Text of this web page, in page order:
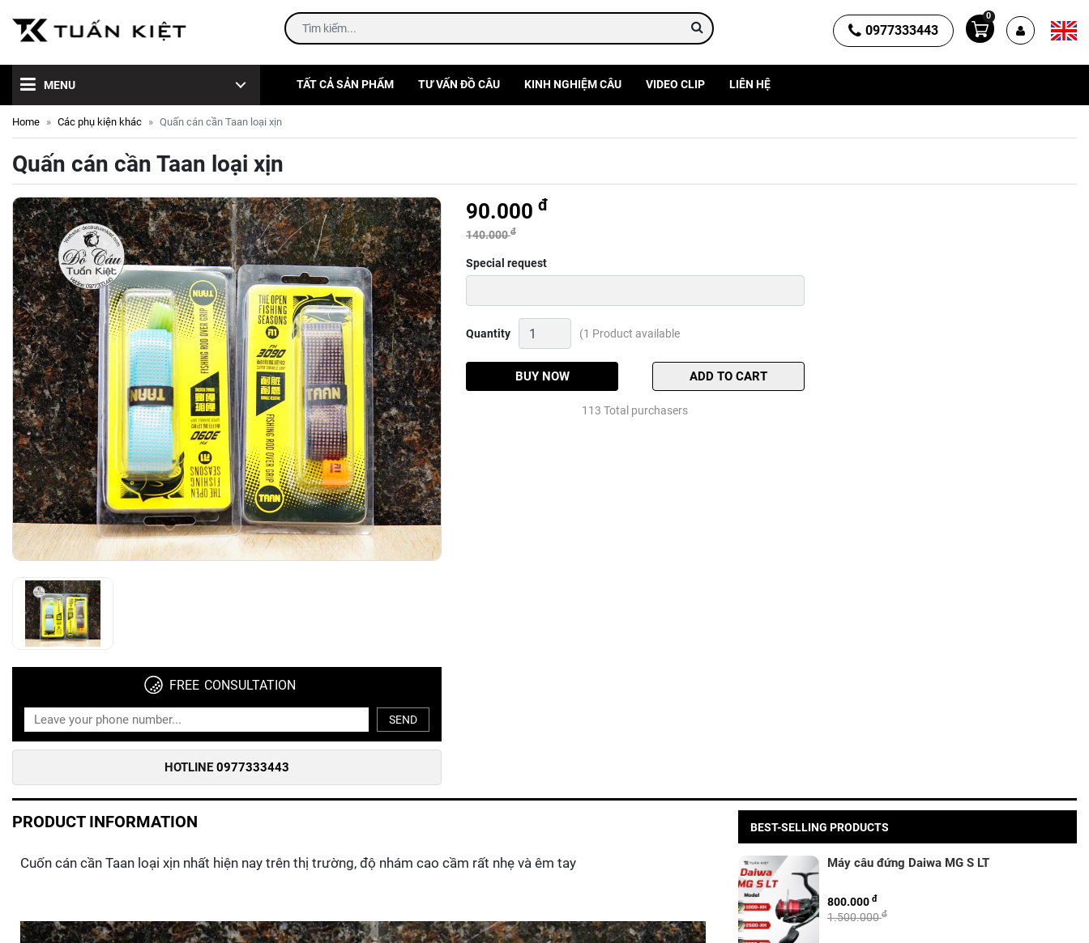
0977333443
0
MENU TẤT CẢ SẢN PHẨM TƯ VẤN ĐỒ CÂU KINH NGHIỆM CÂU VIDEO CLIP LIÊN HỆ
Home Các phụ kiện khác Quấn cán cần Taan loại xịn
Quấn cán cần Taan loại xịn
FREE CONSULTATION
SEND
HOTLINE 0977333443
90.000 đ
140.000đ
Special request
Quantity
Quấn
cán
Taan
(1 Product available
BUY NOW ADD TO CART
113 Total purchasers
PRODUCT INFORMATION
Cuốn cán cần Taan loại xịn nhất hiện nay trên thị trường, độ nhám cao cầm rất nhẹ và êm tay
BEST-SELLING PRODUCTS
Máy câu đứng Daiwa MG S LT
1.500.000đ
800.000 đ